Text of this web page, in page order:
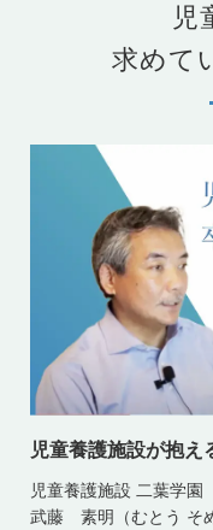
児
求めて
児童養護施設が抱え
児童養護施設 二葉学
武藤 素明（むとう そ